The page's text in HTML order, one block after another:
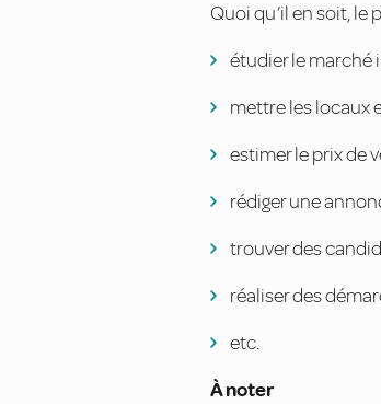
Quoi qu’il en soit, le
étudier le marché
mettre les locaux
estimer le prix de
rédiger une
trouver des
réaliser des
etc.
À noter